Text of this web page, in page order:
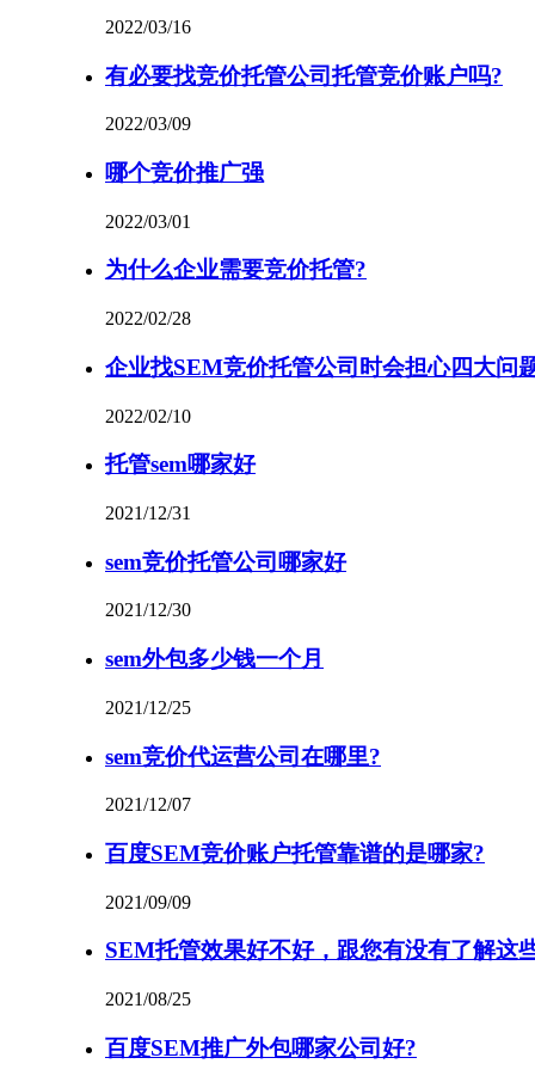
2022/03/16
有必要找竞价托管公司托管竞价账户吗?
2022/03/09
哪个竞价推广强
2022/03/01
为什么企业需要竞价托管?
2022/02/28
企业找SEM竞价托管公司时会担心四大问
2022/02/10
托管sem哪家好
2021/12/31
sem竞价托管公司哪家好
2021/12/30
sem外包多少钱一个月
2021/12/25
sem竞价代运营公司在哪里?
2021/12/07
百度SEM竞价账户托管靠谱的是哪家?
2021/09/09
SEM托管效果好不好，跟您有没有了解这
2021/08/25
百度SEM推广外包哪家公司好?